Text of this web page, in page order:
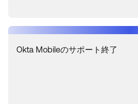
OKTA DEVELOPER COMMUNITY
開発者フォーラム
Okta Mobileのサポート終了